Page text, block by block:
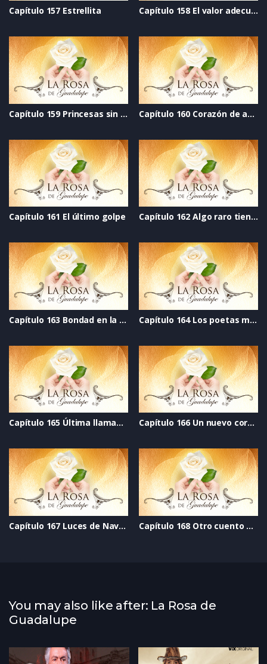
Capítulo 157 Estrellita Capítulo 158 El valor adecuado
Capítulo 159 Princesas sin dragones Capítulo 160 Corazón de azúcar
Capítulo 161 El último golpe Capítulo 162 Algo raro tiene Elisa
Capítulo 163 Bondad en la mirada Capítulo 164 Los poetas malditos
Capítulo 165 Última llamada al perdón Capítulo 166 Un nuevo corazón
Capítulo 167 Luces de Navidad Capítulo 168 Otro cuento de Navidad
You may also like after: La Rosa de
Guadalupe